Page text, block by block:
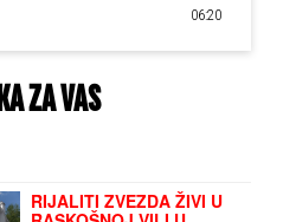
06:20
ZA VAS
RIJALITI ZVEZDA ŽIVI U